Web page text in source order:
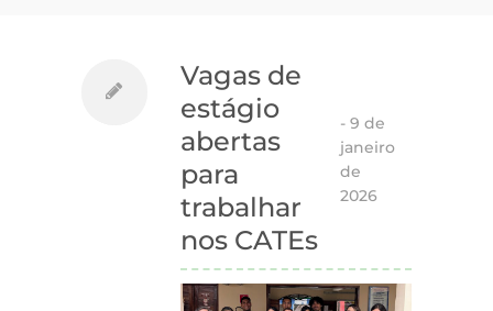
Vagas de
estágio
abertas
para
trabalhar
nos CATEs
- 9 de
janeiro
de
2026